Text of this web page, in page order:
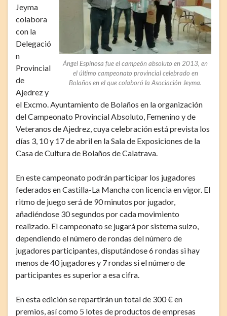
Ángel Espinosa fue el campeón absoluto en 2013, en
el último campeonato provincial celebrado en
Bolaños en el que colaboró la Asociación Jeyma.
Jeyma
colabora
con la
Delegació
n
Provincial
de
Ajedrez y
el Excmo. Ayuntamiento de Bolaños en la organización
del Campeonato Provincial Absoluto, Femenino y de
Veteranos de Ajedrez, cuya celebración está prevista los
días 3, 10 y 17 de abril en la Sala de Exposiciones de la
Casa de Cultura de Bolaños de Calatrava.
En este campeonato podrán participar los jugadores
federados en Castilla-La Mancha con licencia en vigor. El
ritmo de juego será de 90 minutos por jugador,
añadiéndose 30 segundos por cada movimiento
realizado. El campeonato se jugará por sistema suizo,
dependiendo el número de rondas del número de
jugadores participantes, disputándose 6 rondas si hay
menos de 40 jugadores y 7 rondas si el número de
participantes es superior a esa cifra.
En esta edición se repartirán un total de 300 € en
premios, así como 5 lotes de productos de empresas